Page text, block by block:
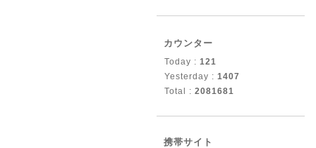
カウンター
Today : 121
Yesterday : 1407
Total : 2081681
携帯サイト